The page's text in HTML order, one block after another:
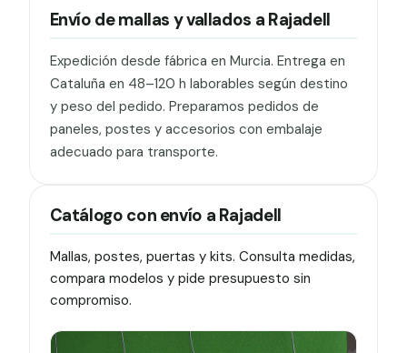
Envío de mallas y vallados a Rajadell
Expedición desde fábrica en Murcia. Entrega en
Cataluña en 48–120 h laborables según destino
y peso del pedido. Preparamos pedidos de
paneles, postes y accesorios con embalaje
adecuado para transporte.
Catálogo con envío a Rajadell
Mallas, postes, puertas y kits. Consulta medidas,
compara modelos y pide presupuesto sin
compromiso.